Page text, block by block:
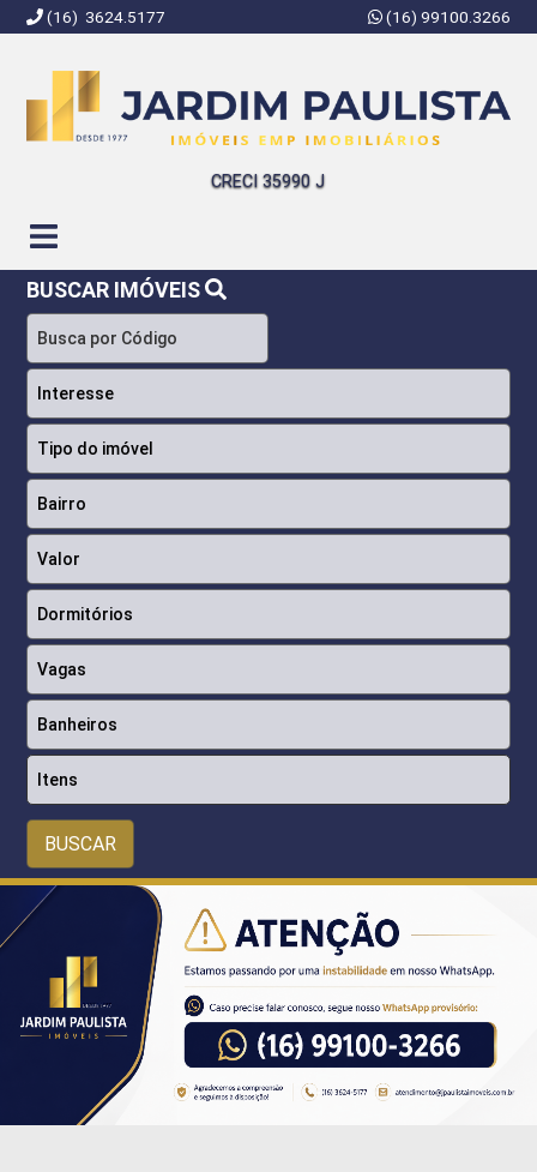
(16) 3624.5177 (16) 99100.3266
CRECI 35990 J
BUSCAR IMÓVEIS
Itens
BUSCAR